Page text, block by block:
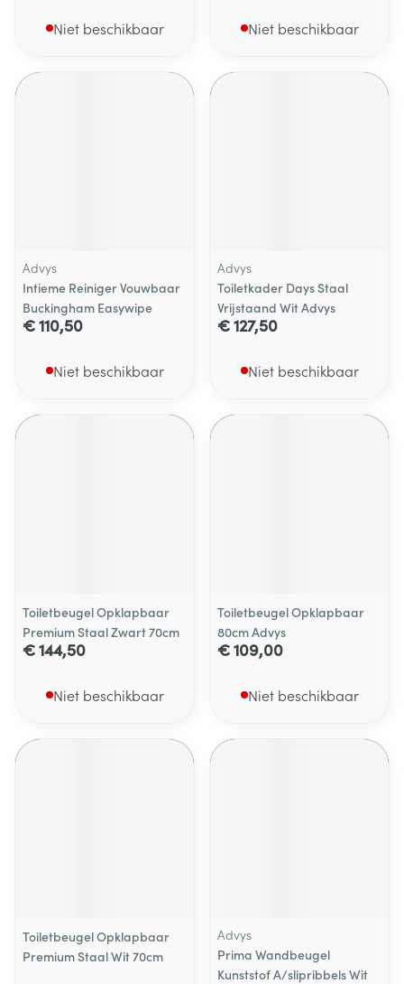
Niet beschikbaar Niet beschikbaar
Advys
Intieme Reiniger Vouwbaar
Buckingham Easywipe
€ 110,50
Niet beschikbaar
Advys
Toiletkader Days Staal
Vrijstaand Wit Advys
€ 127,50
Niet beschikbaar
Toiletbeugel Opklapbaar
Premium Staal Zwart 70cm
€ 144,50
Niet beschikbaar
Toiletbeugel Opklapbaar
80cm Advys
€ 109,00
Niet beschikbaar
Toiletbeugel Opklapbaar
Premium Staal Wit 70cm
Advys
Prima Wandbeugel
Kunststof A/slipribbels Wit